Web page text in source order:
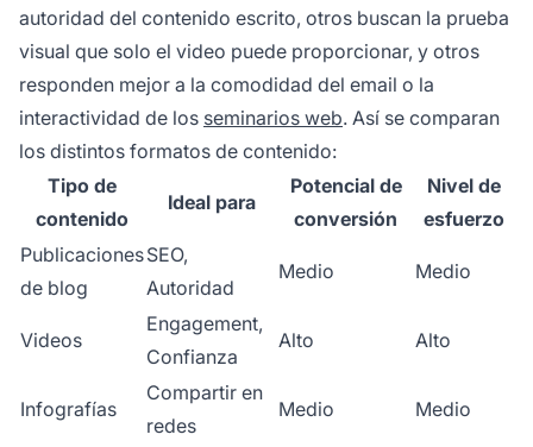
autoridad del contenido escrito, otros buscan la prueba
visual que solo el video puede proporcionar, y otros
responden mejor a la comodidad del email o la
interactividad de los seminarios web. Así se comparan
los distintos formatos de contenido:
Tipo de
contenido
Ideal para
Potencial de
conversión
Nivel de
esfuerzo
Publicaciones
de blog
SEO,
Autoridad
Medio Medio
Videos
Engagement,
Confianza
Alto Alto
Infografías
Compartir en
redes
Medio Medio